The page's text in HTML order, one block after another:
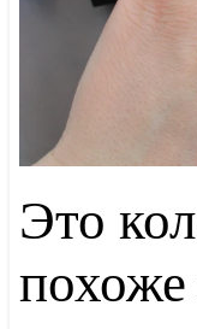
Это
похоже